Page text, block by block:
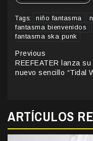
Tags: niño fantasma
fantasma bienvenidos
fantasma ska punk
Continue
Reading
Previous
REEFEATER lanza su
nuevo sencillo “Tidal
ARTÍCULOS